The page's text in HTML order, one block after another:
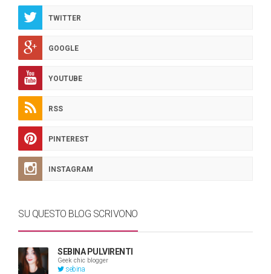
TWITTER
GOOGLE
YOUTUBE
RSS
PINTEREST
INSTAGRAM
SU QUESTO BLOG SCRIVONO
SEBINA PULVIRENTI
Geek chic blogger
sebina